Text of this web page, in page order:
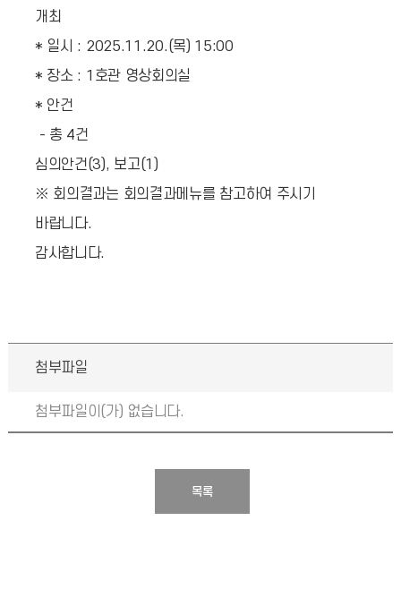
개최
* 일시 : 2025.11.20.(목) 15:00
* 장소 : 1호관 영상회의실
* 안건
- 총 4건
심의안건(3), 보고(1)
※ 회의결과는 회의결과메뉴를 참고하여 주시기
바랍니다.
감사합니다.
첨부파일
첨부파일이(가) 없습니다.
목록